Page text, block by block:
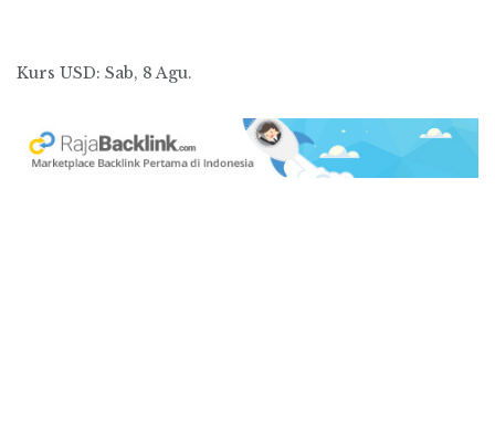
Kurs USD: Sab, 8 Agu.